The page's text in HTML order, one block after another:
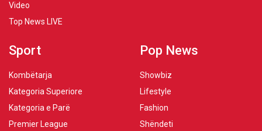
Video
Top News LIVE
Sport
Kombëtarja
Kategoria Superiore
Kategoria e Parë
Premier League
Pop News
Showbiz
Lifestyle
Fashion
Shëndeti